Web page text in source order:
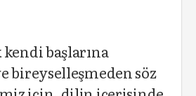
başlarına
bireyselleşmeden söz